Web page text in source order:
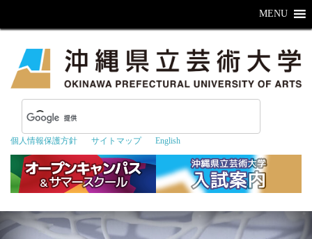
個人情報保護方針 サイトマップ English
MENU